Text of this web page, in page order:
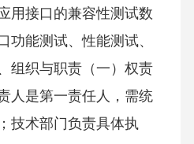
用接口的兼容性测试数
功能测试、性能测试、
组织与职责（一）权责
人是第一责任人，需统
技术部门负责具体执